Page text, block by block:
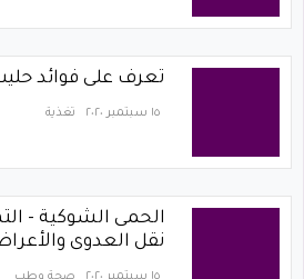
تعرف على فوائد
١٥ سبتمبر ٢٠٢٠ تغذية
الحمى الشوكية -
نقل العدوى